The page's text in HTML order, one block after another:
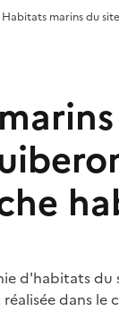
Habitats marins du
d'habitats du
dans le